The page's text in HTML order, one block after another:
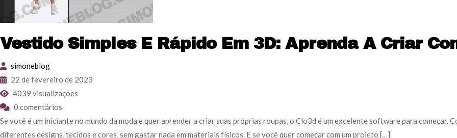
Vestido Simples E Rápido Em 3D: Aprenda A Criar
simoneblog
22 de fevereiro de 2023
4039 visualizações
0 comentários
Se você é um iniciante no mundo da moda e quer aprender a criar suas próprias roupas, o Clo3d é um excelente software para começar.
diferentes designs, tecidos e cores, sem gastar nada em materiais físicos. E se você quer começar com um projeto […]